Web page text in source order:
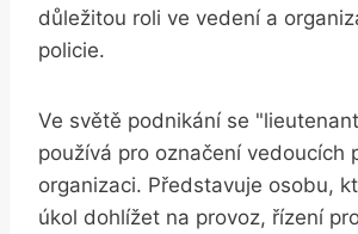
důležitou roli ve vedení a
policie.
Ve světě podnikání se
používá pro označení vedoucích
organizaci. Představuje osobu,
úkol dohlížet na provoz, řízení